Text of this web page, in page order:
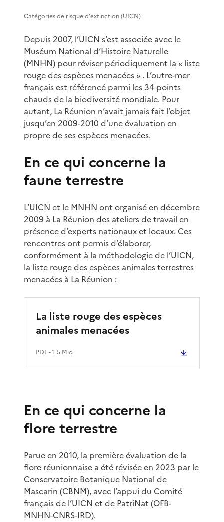
Catégories de risque d'extinction (UICN)
Depuis 2007, l’UICN s’est associée avec le
Muséum National d’Histoire Naturelle
(MNHN) pour réviser périodiquement la « liste
rouge des espèces menacées » . L’outre-mer
français est référencé parmi les 34 points
chauds de la biodiversité mondiale. Pour
autant, La Réunion n’avait jamais fait l’objet
jusqu’en 2009-2010 d’une évaluation en
propre de ses espèces menacées.
En ce qui concerne la
faune terrestre
L’UICN et le MNHN ont organisé en décembre
2009 à La Réunion des ateliers de travail en
présence d’experts nationaux et locaux. Ces
rencontres ont permis d’élaborer,
conformément à la méthodologie de l’UICN,
la liste rouge des espèces animales terrestres
menacées à La Réunion :
La liste rouge des espèces
animales menacées
PDF- 1.5 Mio
En ce qui concerne la
flore terrestre
Parue en 2010, la première évaluation de la
flore réunionnaise a été révisée en 2023 par le
Conservatoire Botanique National de
Mascarin (CBNM), avec l’appui du Comité
français de l’UICN et de PatriNat (OFB-
MNHN-CNRS-IRD).